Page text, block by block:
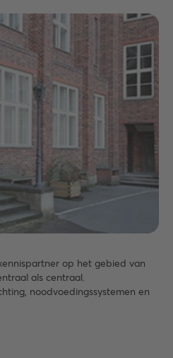
op het gebied van
als centraal.
noodvoedingssystemen en